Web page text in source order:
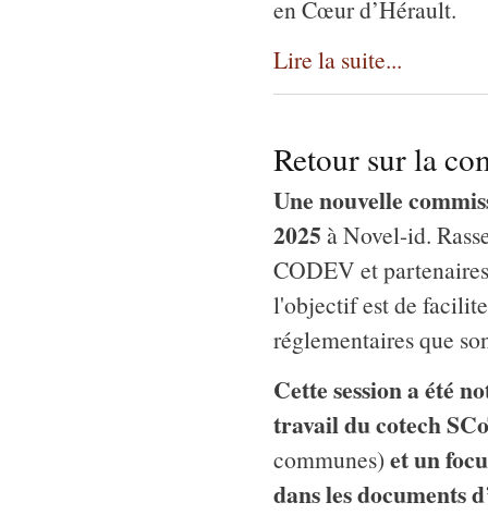
en Cœur d’Hérault.
Lire la suite...
Retour sur la
Une nouvelle
2025 à Novel-id.
CODEV et
l'objectif est de
réglementaires que
Cette session a été
travail du cotech
communes)et un
dans les documents